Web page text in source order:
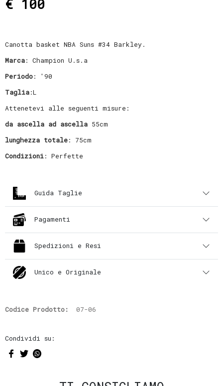
€ 100
Canotta basket NBA Suns #34 Barkley.
Marca: Champion U.s.a
Periodo: '90
Taglia:L
Attenetevi alle seguenti misure:
da ascella ad ascella55cm
lunghezza totale: 75cm
Condizioni: Perfette
Guida Taglie
Pagamenti
Spedizioni e Resi
Unico e Originale
Codice Prodotto: 07-06
Condividi su: